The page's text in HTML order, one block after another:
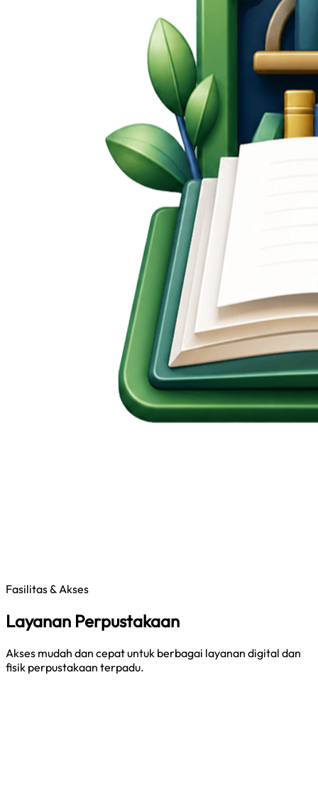
Fasilitas & Akses
Layanan Perpustakaan
Akses mudah dan cepat untuk berbagai layanan digital dan
fisik perpustakaan terpadu.